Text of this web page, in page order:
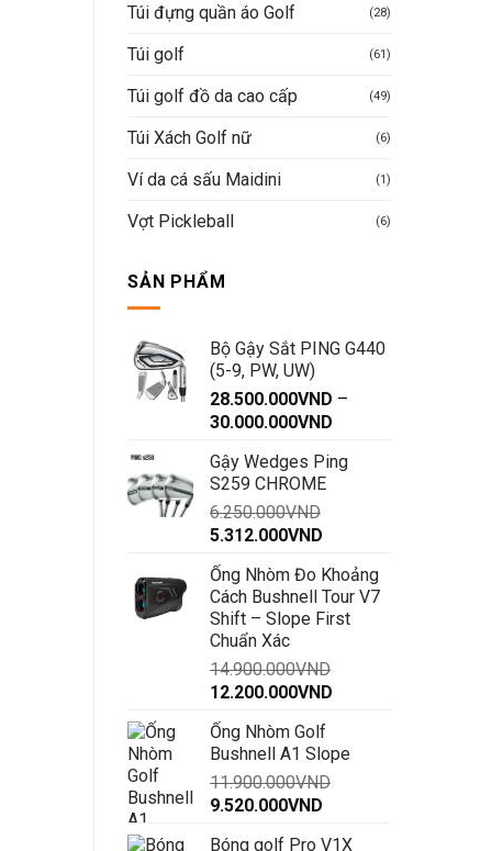
Túi đựng quần áo Golf (28)
Túi golf (61)
Túi golf đồ da cao cấp (49)
Túi Xách Golf nữ (6)
Ví da cá sấu Maidini (1)
Vợt Pickleball (6)
SẢN PHẨM
Bộ Gậy Sắt PING G440
(5-9, PW, UW)
28.500.000VND –
30.000.000VND
từ
Gậy Wedges Ping
S259 CHROME
6.250.000VND
Giá
là:
6.250.000VND.
5.312.000VND
tại
là:
5.312.000VND.
Ống Nhòm Đo Khoảng
Cách Bushnell Tour V7
Shift – Slope First
Chuẩn Xác
14.900.000VND
Giá
là:
14.900.000VND.
12.200.000VND
là:
Ống Nhòm Golf
Bushnell A1 Slope
11.900.000VND
Giá
9.520.000VND
Bóng golf Pro V1X